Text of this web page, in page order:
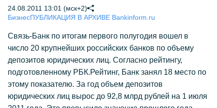
24.08.2011 13:01 (мск+2)
БизнесПУБЛИКАЦИЯ В АРХИВЕ Bankinform.ru
Связь-Банк по итогам первого полугодия вошел в
число 20 крупнейших российских банков по объему
депозитов юридических лиц. Согласно рейтингу,
подготовленному РБК.Рейтинг, Банк занял 18 место по
этому показателю. За год объем депозитов
юридических лиц вырос до 92,8 млрд рублей на 1 июля